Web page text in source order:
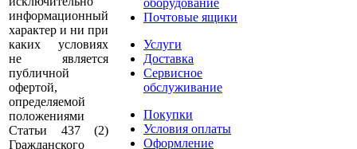
информационный
характер и ни при
каких условиях
не является
публичной
офертой,
определяемой
положениями
Статьи 437 (2)
Гражданского
Почтовые ящики
Услуги
Доставка
Сервисное
обслуживание
Покупки
Условия оплаты
Оформление